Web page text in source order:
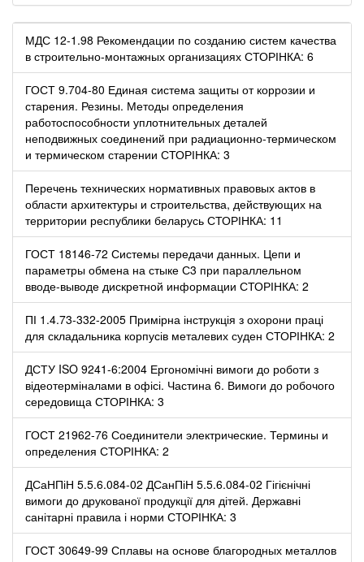
МДС 12-1.98 Рекомендации по созданию систем качества
в строительно-монтажных организациях СТОРІНКА: 6
ГОСТ 9.704-80 Единая система защиты от коррозии и
старения. Резины. Методы определения
работоспособности уплотнительных деталей
неподвижных соединений при радиационно-термическом
и термическом старении СТОРІНКА: 3
Перечень технических нормативных правовых актов в
области архитектуры и строительства, действующих на
территории республики беларусь СТОРІНКА: 11
ГОСТ 18146-72 Системы передачи данных. Цепи и
параметры обмена на стыке С3 при параллельном
вводе-выводе дискретной информации СТОРІНКА: 2
ПІ 1.4.73-332-2005 Примірна інструкція з охорони праці
для складальника корпусів металевих суден СТОРІНКА: 2
ДСТУ ISO 9241-6:2004 Ергономічні вимоги до роботи з
відеотерміналами в офісі. Частина 6. Вимоги до робочого
середовища СТОРІНКА: 3
ГОСТ 21962-76 Соединители электрические. Термины и
определения СТОРІНКА: 2
ДСаНПіН 5.5.6.084-02 ДСанПіН 5.5.6.084-02 Гігієнічні
вимоги до друкованої продукції для дітей. Державні
санітарні правила і норми СТОРІНКА: 3
ГОСТ 30649-99 Сплавы на основе благородных металлов